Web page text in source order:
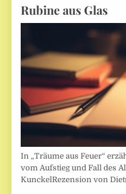
Rubine aus Glas
In „Träume aus Feuer“
vom Aufstieg und Fall des
KunckelRezension von